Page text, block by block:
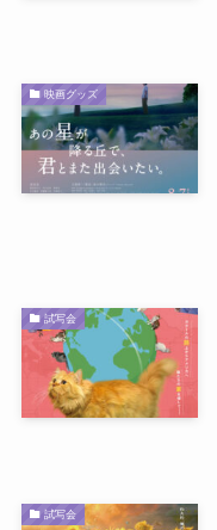
映画グッズ
試写会
試写会